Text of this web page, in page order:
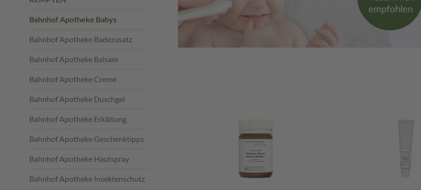
Bahnhof Apotheke Babys
Bahnhof Apotheke Badezusatz
Bahnhof Apotheke Balsam
Bahnhof Apotheke Creme
Bahnhof Apotheke Duschgel
Bahnhof Apotheke Erkältung
Bahnhof Apotheke Geschenktipps
Bahnhof Apotheke Hautspray
Bahnhof Apotheke Insektenschutz